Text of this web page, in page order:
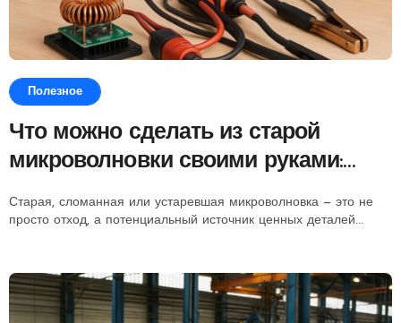
Полезное
Что можно сделать из старой
микроволновки своими руками:
мастерской
Старая, сломанная или устаревшая микроволновка — это не
просто отход, а потенциальный источник ценных деталей...